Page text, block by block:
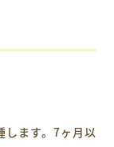
します。7ヶ月以